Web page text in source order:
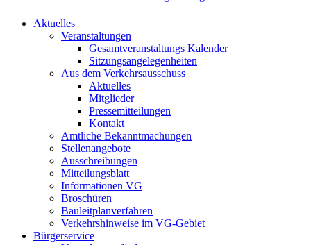
Aktuelles
Veranstaltungen
Gesamtveranstaltungs Kalender
Sitzungsangelegenheiten
Aus dem Verkehrsausschuss
Aktuelles
Mitglieder
Pressemitteilungen
Kontakt
Amtliche Bekanntmachungen
Stellenangebote
Ausschreibungen
Mitteilungsblatt
Informationen VG
Broschüren
Bauleitplanverfahren
Verkehrshinweise im VG-Gebiet
Bürgerservice